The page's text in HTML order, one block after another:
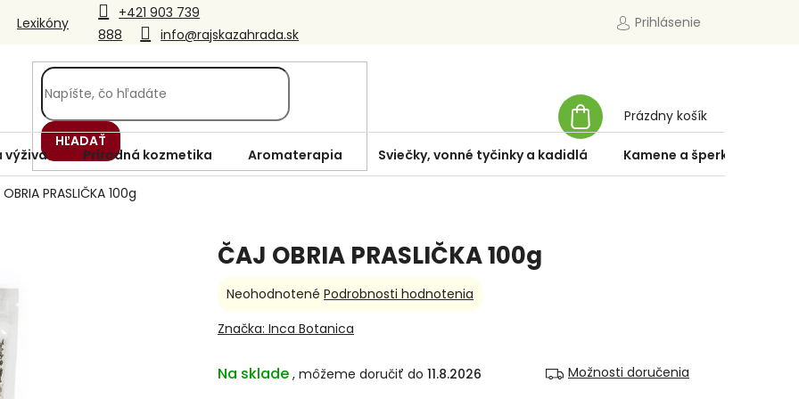
+421 903 739
888
info@rajskazahrada.sk
Lexikóny Prihlásenie
HĽADAŤ
KOŠÍK
Prázdny košík
výživa Prírodná kozmetika Aromaterapia Sviečky, vonné tyčinky a kadidlá Kamene a šperky
PRASLIČKA 100g
ČAJ OBRIA PRASLIČKA 100g
Na sklade 11.8.2026 Možnosti doručenia
Priemerné
produktu
z
Neohodnotené Podrobnosti hodnotenia
Značka: Inca Botanica